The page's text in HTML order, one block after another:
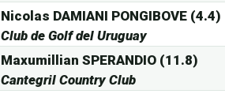
Nicolas DAMIANI PONGIBOVE (4.4)
Club de Golf del Uruguay
Maxumillian SPERANDIO (11.8)
Cantegril Country Club